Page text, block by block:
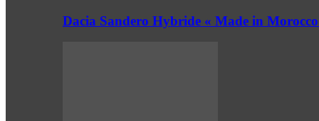
Dacia Sandero Hybride « Made in